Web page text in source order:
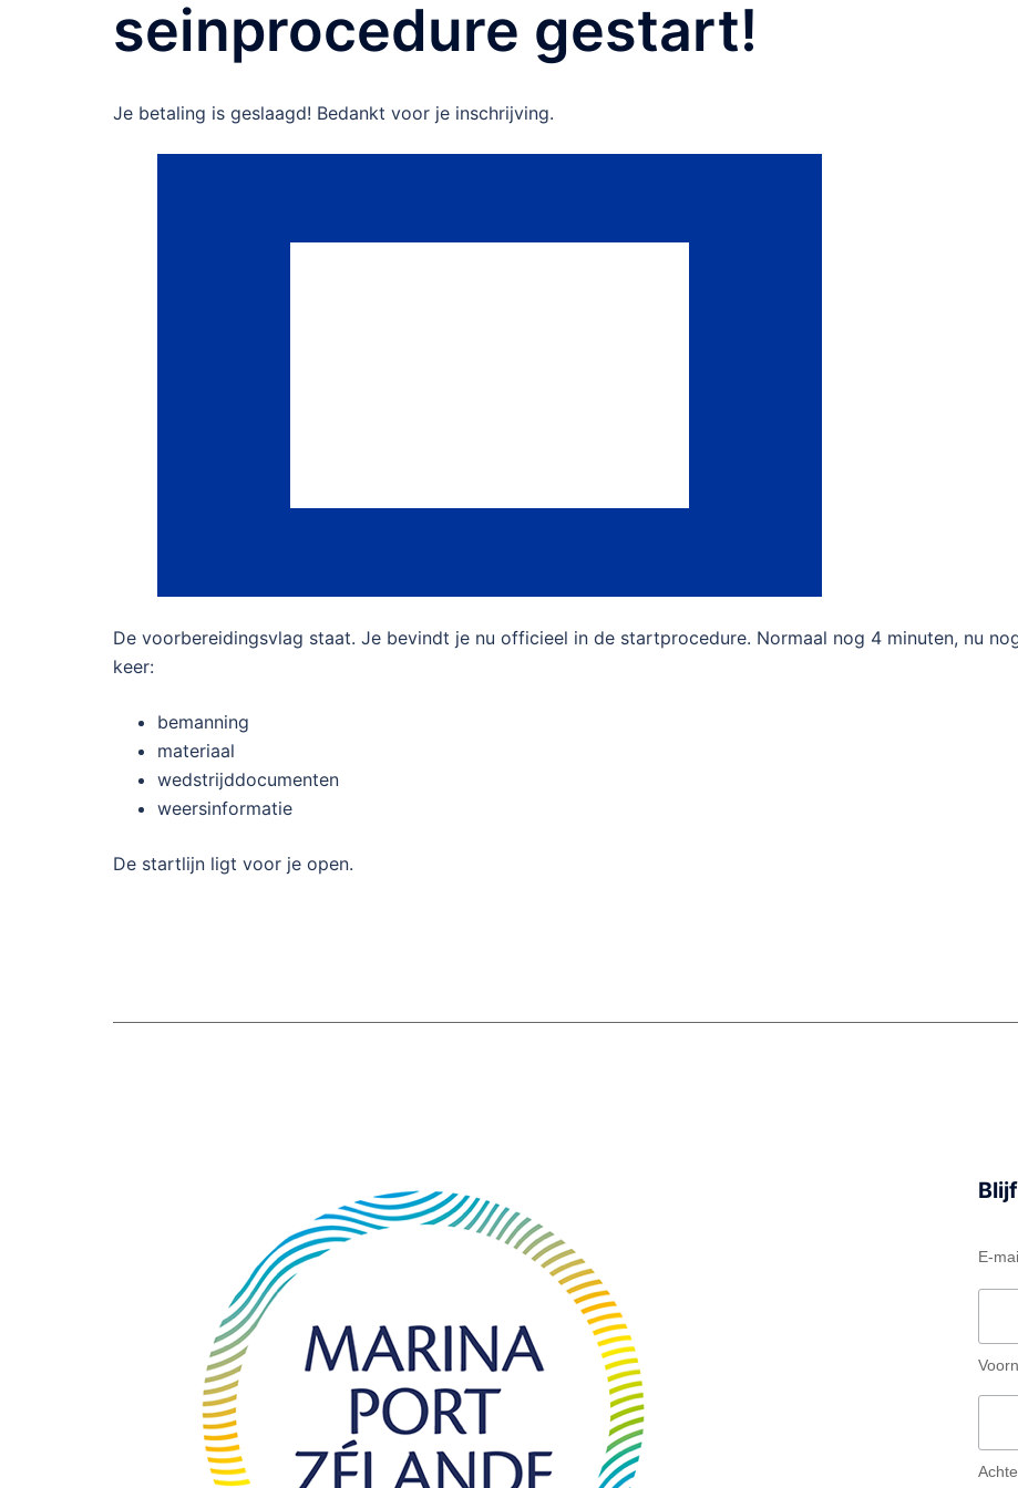
seinprocedure gestart!
Je betaling is geslaagd! Bedankt voor je inschrijving.
De voorbereidingsvlag staat. Je bevindt je nu officieel in de startprocedure. Normaal nog 4 minuten, nu
keer:
bemanning
materiaal
wedstrijddocumenten
weersinformatie
De startlijn ligt voor je open.
E-